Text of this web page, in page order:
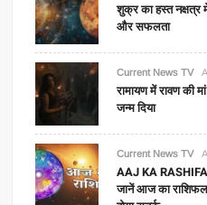
शुक्र का हस्त नक्षत्र
और सफलता
Current News TV
रामायण में रावण की
जन्म दिया
Current News TV
AAJ KA
जानें आज का